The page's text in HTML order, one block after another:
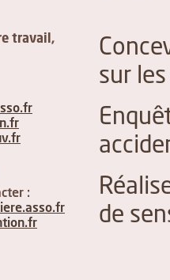
travail,
sur
:
de